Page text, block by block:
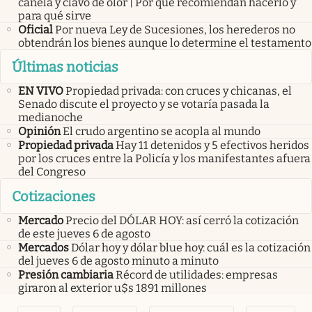
para qué sirve
OficialPor nueva Ley de Sucesiones, los herederos no
obtendrán los bienes aunque lo determine el testamento
Últimas noticias
EN VIVOPropiedad privada: con cruces y chicanas, el
Senado discute el proyecto y se votaría pasada la
medianoche
OpiniónEl crudo argentino se acopla al mundo
Propiedad privadaHay 11 detenidos y 5 efectivos heridos
por los cruces entre la Policía y los manifestantes afuera
del Congreso
Cotizaciones
MercadoPrecio del DÓLAR HOY: así cerró la cotización
de este jueves 6 de agosto
MercadosDólar hoy y dólar blue hoy: cuál es la cotización
del jueves 6 de agosto minuto a minuto
Presión cambiariaRécord de utilidades: empresas
giraron al exterior u$s 1891 millones